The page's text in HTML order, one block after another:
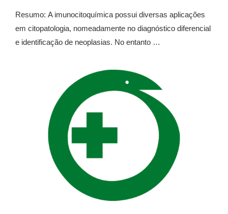
Resumo: A imunocitoquímica possui diversas aplicações
em citopatologia, nomeadamente no diagnóstico diferencial
e identificação de neoplasias. No entanto …